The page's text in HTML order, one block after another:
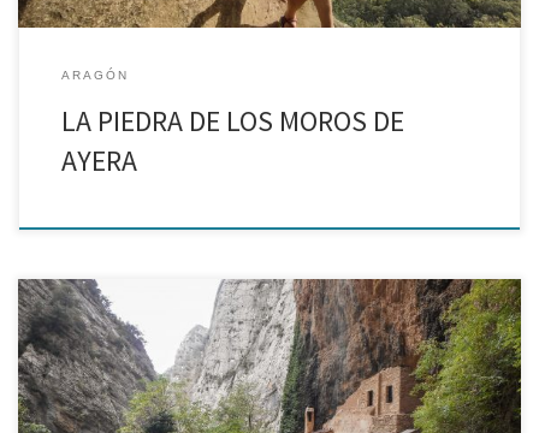
ARAGÓN
LA PIEDRA DE LOS MOROS DE
AYERA
Una ermita inimaginable en uno de los parajes más recónditos de
la Sierra de Guara Si me has leído ya en alguna ocasión, sabes lo